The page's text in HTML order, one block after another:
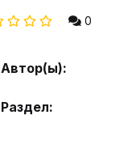
0
Автор(ы):
Раздел: